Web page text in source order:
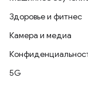
Здоровье и фитнес
Камера и медиа
5G